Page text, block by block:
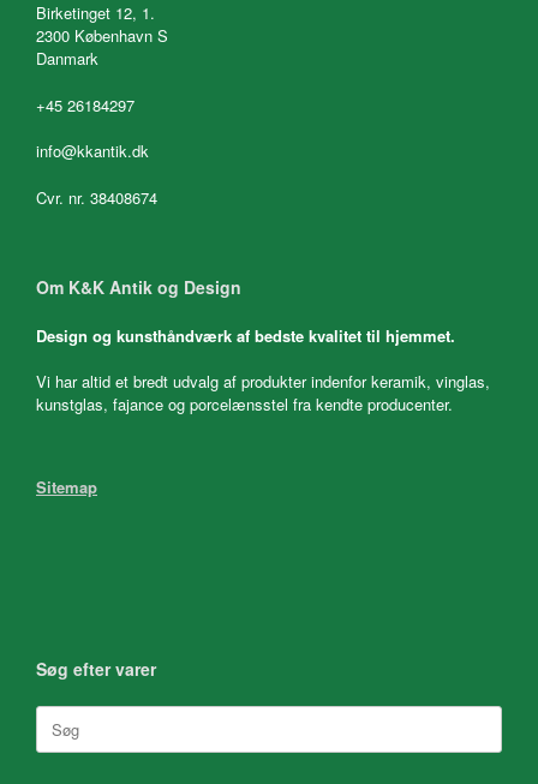
Birketinget 12, 1.
2300 København S
Danmark
+45 26184297
info@kkantik.dk
Cvr. nr. 38408674
Om K&K Antik og Design
Design og kunsthåndværk af bedste kvalitet til hjemmet.
Vi har altid et bredt udvalg af produkter indenfor keramik, vinglas,
kunstglas, fajance og porcelænsstel fra kendte producenter.
Sitemap
Søg efter varer
efter: